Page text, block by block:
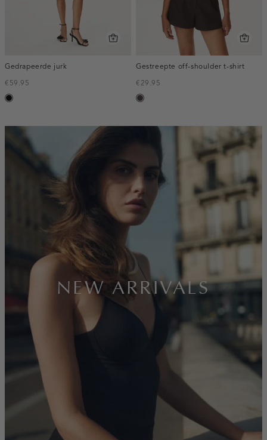
Gedrapeerde jurk
€59.95
zwart
Gestreepte off-shoulder t-shirt
€29.95
choco
banner:new-
arrivals
NEW ARRIVALS